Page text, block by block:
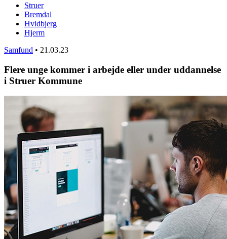
Struer
Bremdal
Hvidbjerg
Hjerm
Samfund • 21.03.23
Flere unge kommer i arbejde eller under uddannelse
i Struer Kommune